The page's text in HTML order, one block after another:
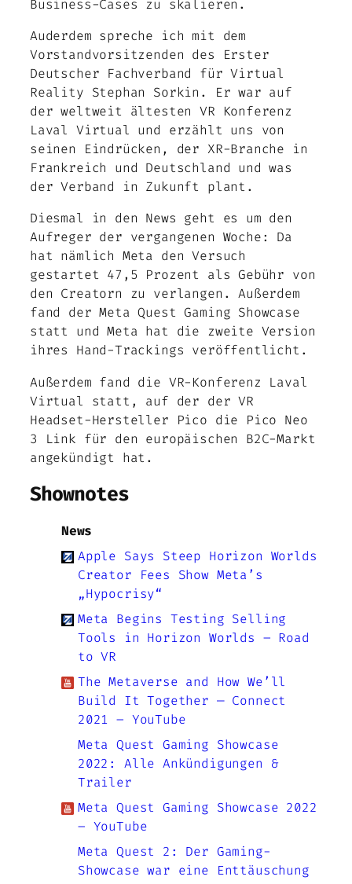
Business-Cases zu skalieren.
Auderdem spreche ich mit dem
Vorstandvorsitzenden des Erster
Deutscher Fachverband für Virtual
Reality Stephan Sorkin. Er war auf
der weltweit ältesten VR Konferenz
Laval Virtual und erzählt uns von
seinen Eindrücken, der XR-Branche in
Frankreich und Deutschland und was
der Verband in Zukunft plant.
Diesmal in den News geht es um den
Aufreger der vergangenen Woche: Da
hat nämlich Meta den Versuch
gestartet 47,5 Prozent als Gebühr von
den Creatorn zu verlangen. Außerdem
fand der Meta Quest Gaming Showcase
statt und Meta hat die zweite Version
ihres Hand-Trackings veröffentlicht.
Außerdem fand die VR-Konferenz Laval
Virtual statt, auf der der VR
Headset-Hersteller Pico die Pico Neo
3 Link für den europäischen B2C-Markt
angekündigt hat.
Shownotes
News
Apple Says Steep Horizon Worlds
Creator Fees Show Meta’s
„Hypocrisy“
Meta Begins Testing Selling
Tools in Horizon Worlds – Road
to VR
The Metaverse and How We’ll
Build It Together — Connect
2021 – YouTube
Meta Quest Gaming Showcase
2022: Alle Ankündigungen &
Trailer
Meta Quest Gaming Showcase 2022
– YouTube
Meta Quest 2: Der Gaming-
Showcase war eine Enttäuschung